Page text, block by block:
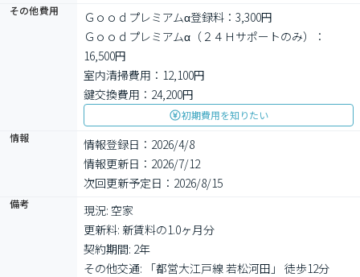
その他費用
Ｇｏｏｄプレミアムα登録料：3,300円
Ｇｏｏｄプレミアムα（２４Ｈサポートのみ）：
16,500円
室内清掃費用：12,100円
鍵交換費用：24,200円
初期費用を知りたい
情報
情報登録日：2026/4/8
情報更新日：2026/7/12
次回更新予定日：2026/8/15
備考
現況: 空家
更新料: 新賃料の1.0ヶ月分
契約期間: 2年
その他交通: 「都営大江戸線 若松河田」 徒歩12分